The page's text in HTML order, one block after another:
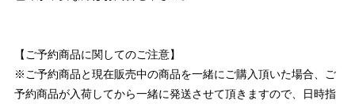
【ご予約商品に関してのご注意】
※ご予約商品と現在販売中の商品を一緒にご購入頂いた場合、ご
予約商品が入荷してから一緒に発送させて頂きますので、日時指